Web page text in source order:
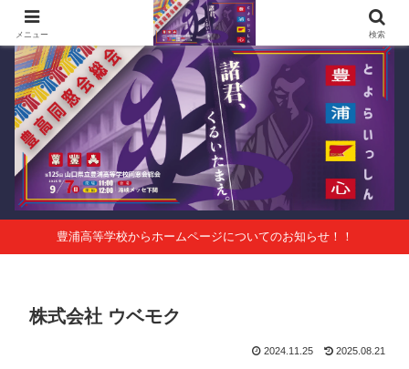
第125回山口県立豊浦高等学校同窓会総会 会報Vol.63
豊浦高等学校からホームページについてのお知らせ！！
株式会社 ウベモク
2024.11.25 2025.08.21
メニュー 検索